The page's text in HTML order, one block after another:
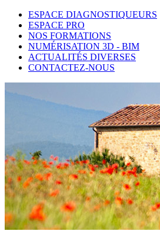
ESPACE DIAGNOSTIQUEURS
ESPACE PRO
NOS FORMATIONS
NUMÉRISATION 3D - BIM
ACTUALITÉS DIVERSES
CONTACTEZ-NOUS